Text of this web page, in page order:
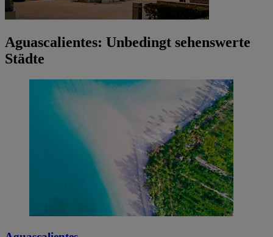
Aguascalientes: Unbedingt sehenswerte
Städte